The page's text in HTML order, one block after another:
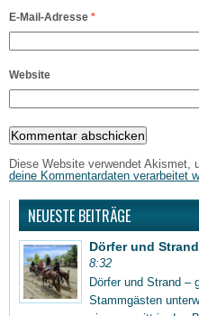
E-Mail-Adresse *
Website
Diese Website verwendet Akismet,
deine Kommentardaten verarbeitet
NEUESTE BEITRÄGE
Dörfer und
8:32
Dörfer und Strand –
Stammgästen